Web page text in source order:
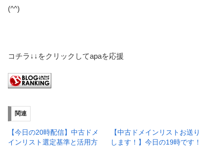
(^^)
コチラ↓↓をクリックしてapaを応援
関連
【今日の20時配信】中古ドメ
インリスト選定基準と活用方
【中古ドメインリストお送り
します！】今日の19時です！